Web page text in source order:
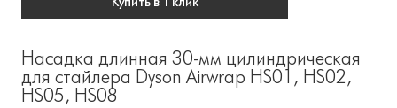
Насадка длинная 30-мм цилиндрическая
для стайлера Dyson Airwrap HS01, HS02,
HS05, HS08